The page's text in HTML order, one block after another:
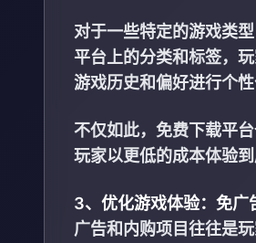
对于一些特定的游戏类
平台上的分类和标签，
游戏历史和偏好进行个
不仅如此，免费下载平
玩家以更低的成本体验
3、优化游戏体验：免广
广告和内购项目往往是